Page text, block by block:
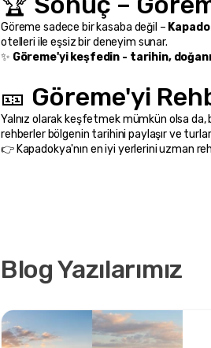
Göreme sadece bir kasaba değil –
otelleri ile eşsiz bir deneyim sunar.
✨ Göreme'yi keşfedin - tarihin,
🎫 Göreme'yi
Yalnız olarak keşfetmek mümkün olsa da,
rehberler bölgenin tarihini paylaşır ve
👉 Kapadokya'nın en iyi yerlerini uzman
Blog Yazılarımız